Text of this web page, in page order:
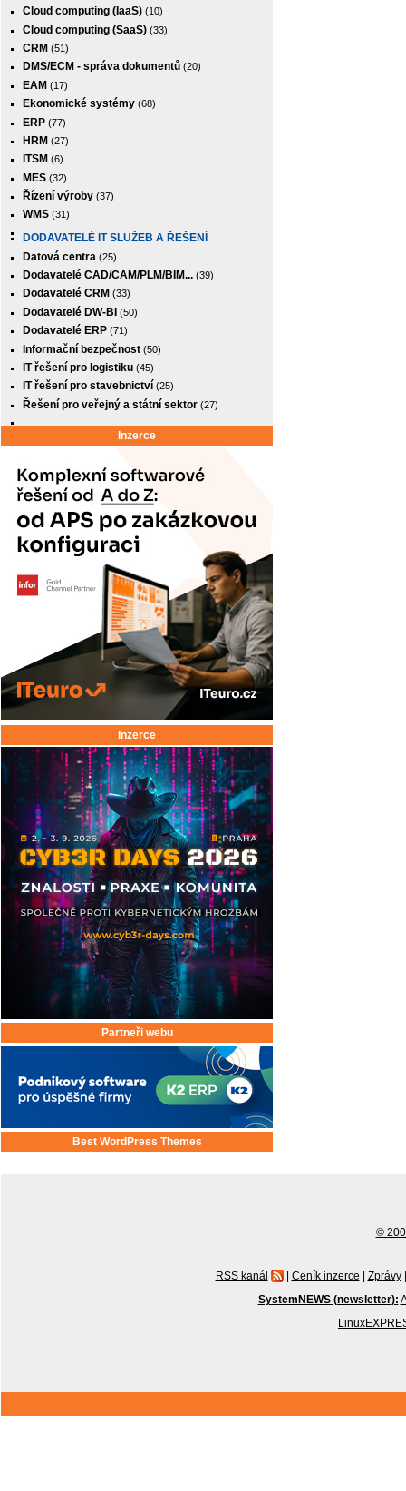
Cloud computing (IaaS) (10)
Cloud computing (SaaS) (33)
CRM (51)
DMS/ECM - správa dokumentů (20)
EAM (17)
Ekonomické systémy (68)
ERP (77)
HRM (27)
ITSM (6)
MES (32)
Řízení výroby (37)
WMS (31)
DODAVATELÉ IT SLUŽEB A ŘEŠENÍ
Datová centra (25)
Dodavatelé CAD/CAM/PLM/BIM... (39)
Dodavatelé CRM (33)
Dodavatelé DW-BI (50)
Dodavatelé ERP (71)
Informační bezpečnost (50)
IT řešení pro logistiku (45)
IT řešení pro stavebnictví (25)
Řešení pro veřejný a státní sektor (27)
Inzerce
Inzerce
Partneři webu
Best WordPress Themes
©
RSS kanál | Ceník inzerce | Zprávy |
SystemNEWS (newsletter):